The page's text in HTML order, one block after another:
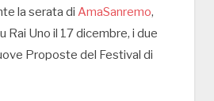
la serata di AmaSanremo,
Rai Uno il 17 dicembre, i due
Proposte del Festival di